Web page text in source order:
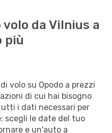
da Vilnius a
più
volo su Opodo a prezzi
di cui hai bisogno
i dati necessari per
scegli le date del tuo
e un'auto a